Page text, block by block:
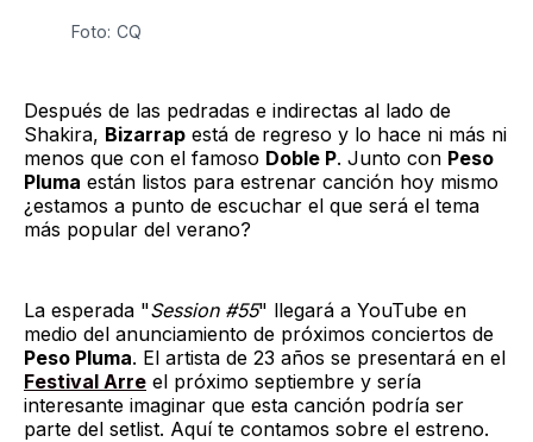
Foto: CQ
Después de las pedradas e indirectas al lado de
Shakira, Bizarrap está de regreso y lo hace ni más ni
menos que con el famoso Doble P. Junto con Peso
Pluma están listos para estrenar canción hoy mismo
¿estamos a punto de escuchar el que será el tema
más popular del verano?
La esperada "Session #55" llegará a YouTube en
medio del anunciamiento de próximos conciertos de
Peso Pluma. El artista de 23 años se presentará en el
Festival Arre el próximo septiembre y sería
interesante imaginar que esta canción podría ser
parte del setlist. Aquí te contamos sobre el estreno.